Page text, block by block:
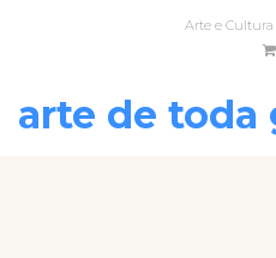
Arte e Cultura
arte de toda